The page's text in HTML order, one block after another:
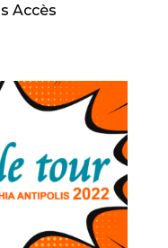
Accès